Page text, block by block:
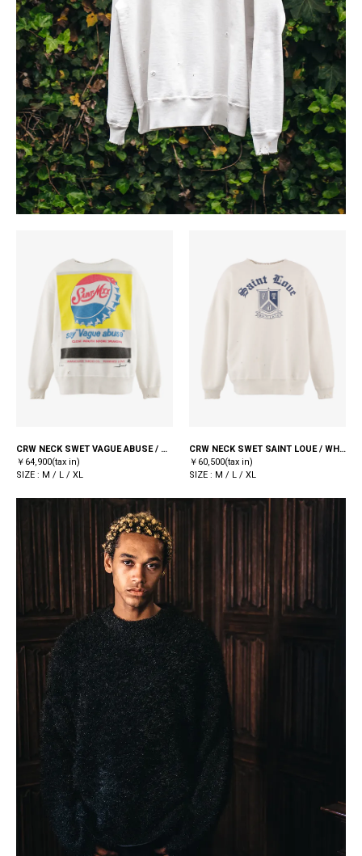
CRW NECK SWET VAGUE ABUSE / WHITE
￥64,900(tax in)
SIZE : M / L / XL
CRW NECK SWET SAINT LOUE / WHITE
￥60,500(tax in)
SIZE : M / L / XL